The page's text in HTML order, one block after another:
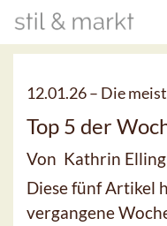
12.01.26 – Die
Top 5 der
Von Kathrin Elling
Diese fünf Artikel
vergangene